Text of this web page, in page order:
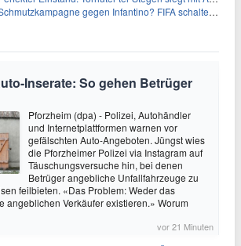
gegen Infantino? FIFA schaltet auf Angriff
Inserate: So gehen Betrüger
Pforzheim (dpa) - Polizei, Autohändler
und Internetplattformen warnen vor
gefälschten Auto-Angeboten. Jüngst wies
die Pforzheimer Polizei via Instagram auf
Täuschungsversuche hin, bei denen
Betrüger angebliche Unfallfahrzeuge zu
feilbieten. «Das Problem: Weder das
angeblichen Verkäufer existieren.» Worum
vor 21 Minuten